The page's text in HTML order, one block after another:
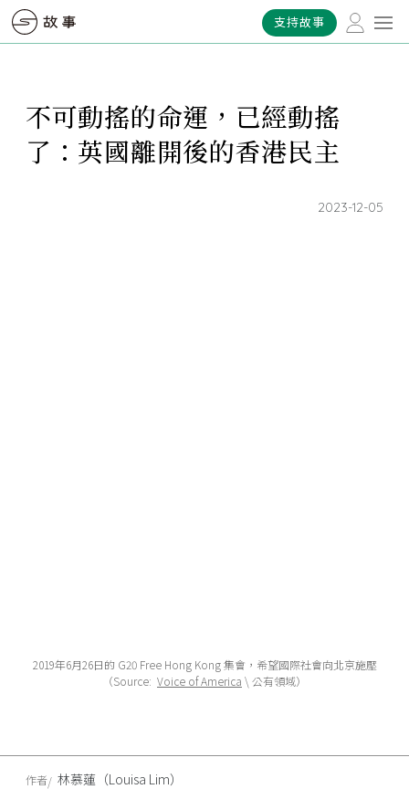
支持故事
不可動搖的命運，已經動搖
了：英國離開後的香港民主
2023-12-05
2019年6月26日的 G20 Free Hong Kong 集會，希望國際社會向北京施壓
（Source: Voice of America \ 公有領域）
作者 林慕蓮（Louisa Lim）